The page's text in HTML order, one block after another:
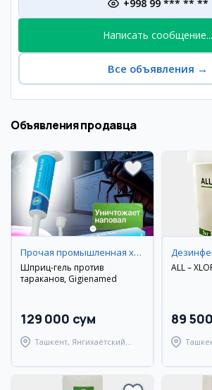
+998 99 *** ** **
Написать сообщение...
Все объявления →
Объявления продавца
Прочая промышленная химия
Шприц-гель против
тараканов, Gigienamed
129 000 сум
Ташкент, Янгихаётский
ALL –
89